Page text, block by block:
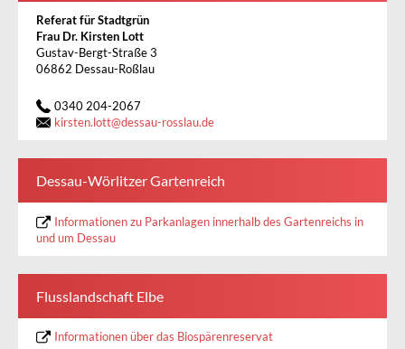
Referat für Stadtgrün
Frau Dr. Kirsten Lott
Gustav-Bergt-Straße 3
06862 Dessau-Roßlau
0340 204-2067
kirsten.lott@dessau-rosslau.de
Dessau-Wörlitzer Gartenreich
Informationen zu Parkanlagen innerhalb des Gartenreichs in
und um Dessau
Flusslandschaft Elbe
Informationen über das Biospärenreservat